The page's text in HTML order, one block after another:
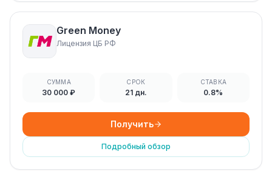
Green Money
Лицензия ЦБ РФ
СУММА
30 000 ₽
СРОК
21 дн.
СТАВКА
0.8%
Получить
Подробный обзор